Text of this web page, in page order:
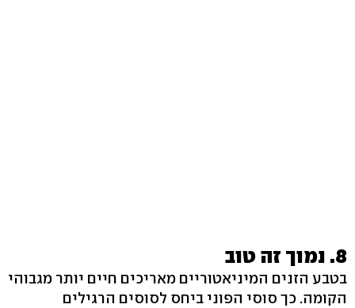
8. נמוך זה טוב
בטבע הזנים המיניאטוריים מאריכים חיים יותר מגבוהי
הקומה. כך סוסי הפוני ביחס לסוסים הרגילים